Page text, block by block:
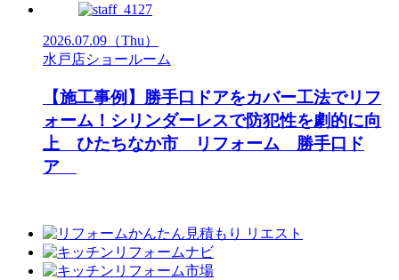
2026.07.09 （Thu）
水戸店ショールーム
【施工事例】勝手口ドアをカバー工法でリフ
ォーム！シリンダーレスで防犯性を劇的に向
上 ひたちなか市 リフォーム 勝手口ド
ア